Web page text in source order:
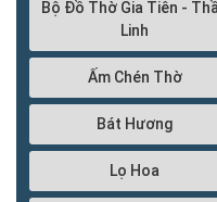
Bộ Đồ Thờ Gia Tiên -
Linh
Ấm Chén Thờ
Bát Hương
Lọ Hoa